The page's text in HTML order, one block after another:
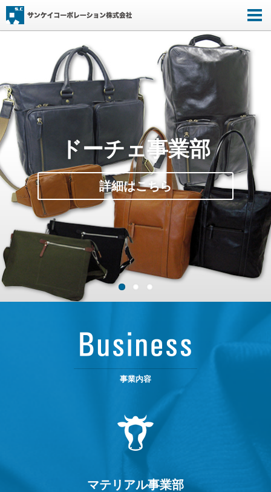
ドーチェ事業部
詳細はこちら
事業内容
マテリアル事業部